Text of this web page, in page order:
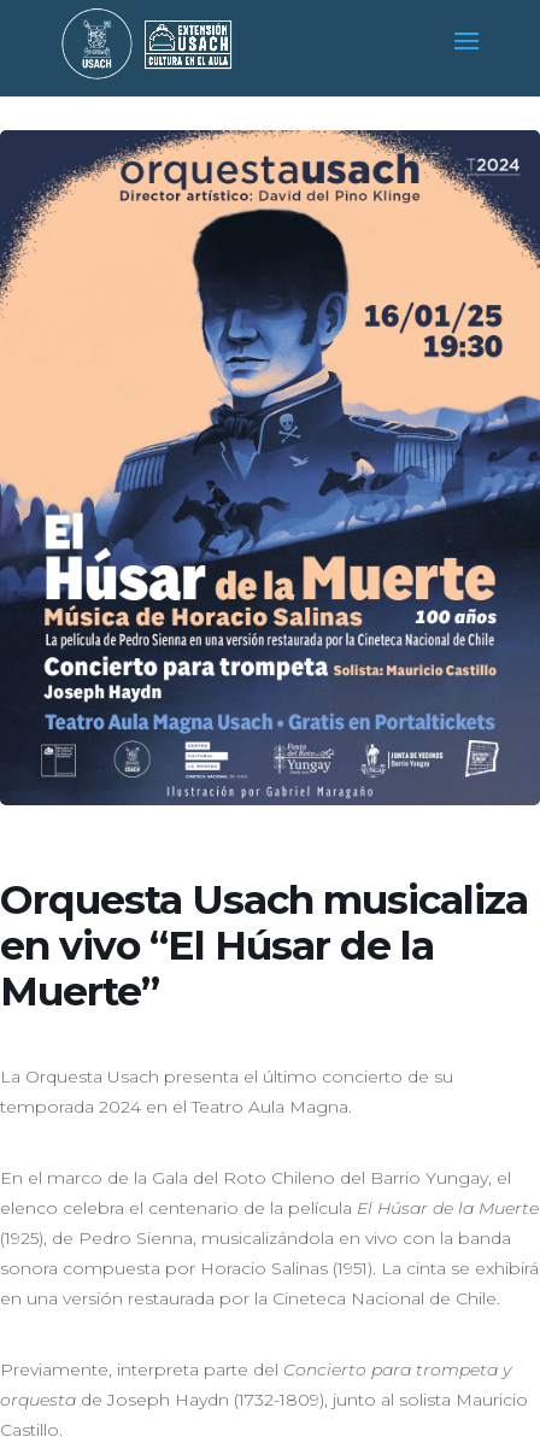
Orquesta Usach musicaliza
en vivo “El Húsar de la
Muerte”
La Orquesta Usach presenta el último concierto de su
temporada 2024 en el Teatro Aula Magna.
En el marco de la Gala del Roto Chileno del Barrio Yungay, el
elenco celebra el centenario de la película El Húsar de la Muerte
(1925), de Pedro Sienna, musicalizándola en vivo con la banda
sonora compuesta por Horacio Salinas (1951). La cinta se exhibirá
en una versión restaurada por la Cineteca Nacional de Chile.
Previamente, interpreta parte del Concierto para trompeta y
orquesta de Joseph Haydn (1732-1809), junto al solista Mauricio
Castillo.